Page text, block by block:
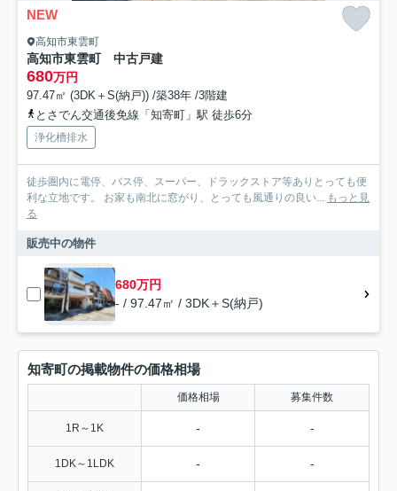
NEW
高知市東雲町
高知市東雲町 中古戸建
680万円
97.47㎡ (3DK＋S(納戸)) /築38年 /3階建
とさでん交通後免線「知寄町」駅 徒歩6分
浄化槽排水
徒歩圏内に電停、バス停、スーパー、ドラックストア等ありとっても便
利な立地です。 お家も南北に窓がり、とっても風通りの良い... もっと見
る
販売中の物件
680万円
- / 97.47㎡ / 3DK＋S(納戸)
知寄町の掲載物件の価格相場
価格相場 募集件数
1R～1K - -
1DK～1LDK - -